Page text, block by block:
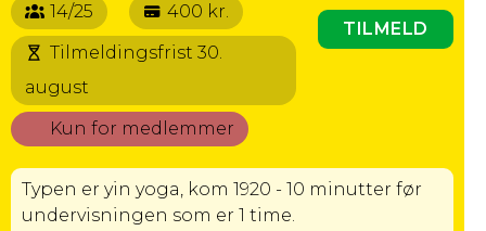
14/25
400 kr.
Tilmeldingsfrist 30.
august
Kun for medlemmer
TILMELD
Typen er yin yoga, kom 1920 - 10 minutter før
undervisningen som er 1 time.